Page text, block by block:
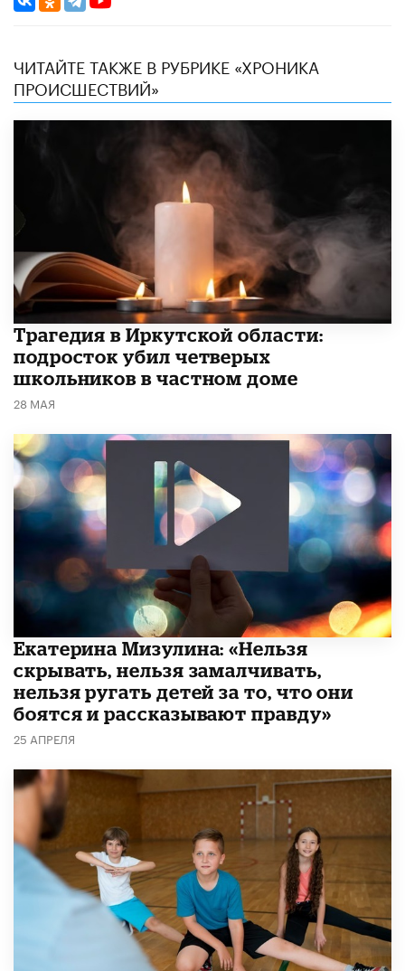
ЧИТАЙТЕ ТАКЖЕ В РУБРИКЕ «ХРОНИКА
ПРОИСШЕСТВИЙ»
Трагедия в Иркутской области:
подросток убил четверых
школьников в частном доме
28 МАЯ
Екатерина Мизулина: «Нельзя
скрывать, нельзя замалчивать,
нельзя ругать детей за то, что они
боятся и рассказывают правду»
25 АПРЕЛЯ